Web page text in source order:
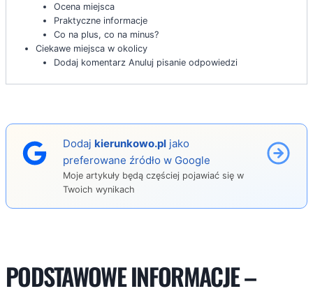
Ocena miejsca
Praktyczne informacje
Co na plus, co na minus?
Ciekawe miejsca w okolicy
Dodaj komentarz Anuluj pisanie odpowiedzi
Dodajkierunkowo.pl jako
preferowane źródło w Google
Moje artykuły będą częściej pojawiać się w
Twoich wynikach
PODSTAWOWE INFORMACJE –